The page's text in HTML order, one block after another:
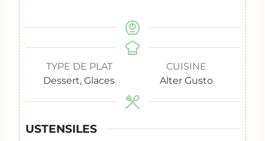
TYPE DE PLAT
Dessert, Glaces
CUISINE
Alter Gusto
USTENSILES